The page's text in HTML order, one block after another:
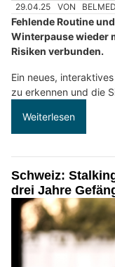
29.04.25 VON
Fehlende Routine
Winterpause wieder
Risiken verbunden.
Ein neues,
zu erkennen und die
Weiterlesen
Schweiz:
drei Jahre